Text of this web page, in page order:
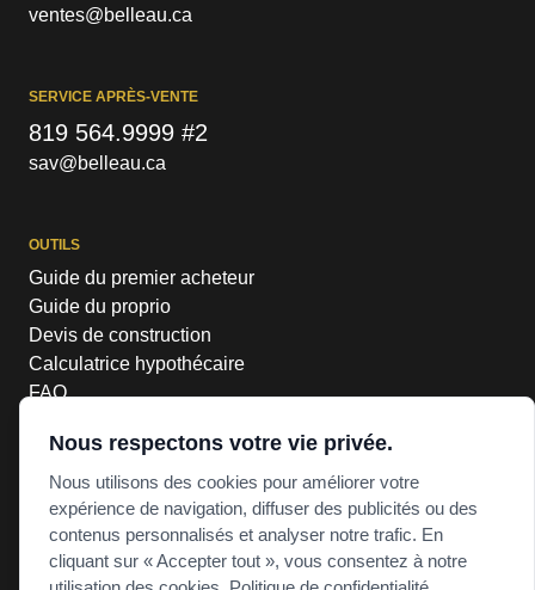
Nous respectons votre vie privée.
Nous utilisons des cookies pour améliorer votre
expérience de navigation, diffuser des publicités ou des
contenus personnalisés et analyser notre trafic. En
cliquant sur « Accepter tout », vous consentez à notre
ventes@belleau.ca
SERVICE APRÈS-VENTE
819 564.9999 #2
sav@belleau.ca
OUTILS
Guide du premier acheteur
Guide du proprio
Devis de construction
Calculatrice hypothécaire
FAQ
RBQ #8308-6900-22
POLITIQUE DE CONFIDENTIALITÉ
POLITIQUE DE COOKIES
PRÉFÉRENCES DE COOKIES